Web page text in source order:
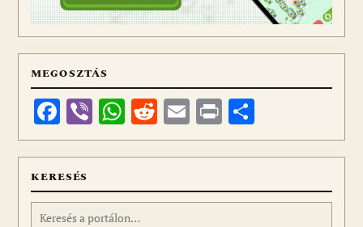
MEGOSZTÁS
Facebook
ViberWhatsApp
Reddit
Email
Print
meg
KERESÉS
Keresés: